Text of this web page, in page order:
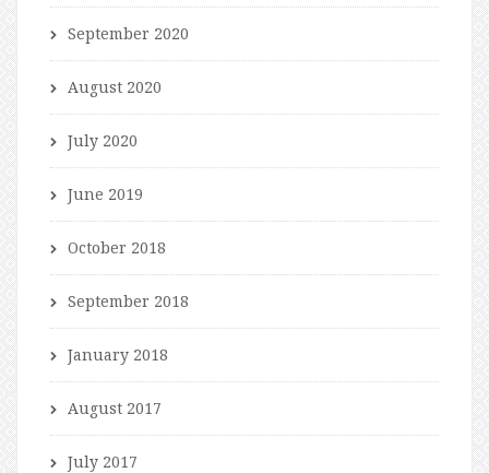
September 2020
August 2020
July 2020
June 2019
October 2018
September 2018
January 2018
August 2017
July 2017